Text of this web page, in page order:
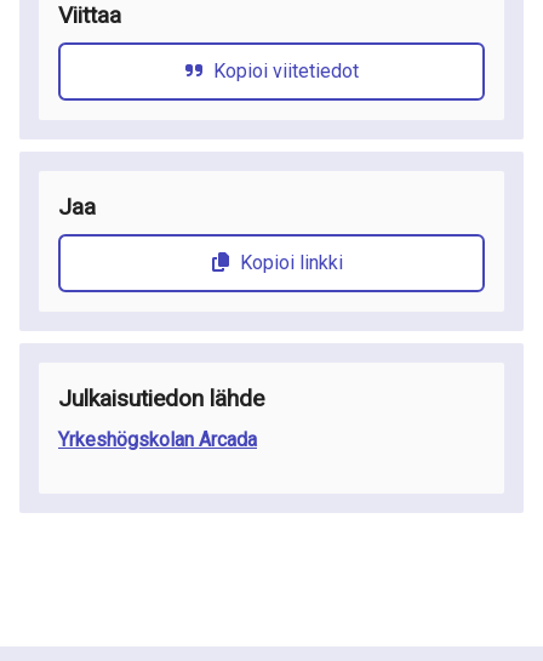
Viittaa
Kopioi viitetiedot
Jaa
Kopioi linkki
Julkaisutiedon lähde
Yrkeshögskolan Arcada